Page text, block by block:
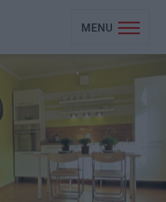
MENU